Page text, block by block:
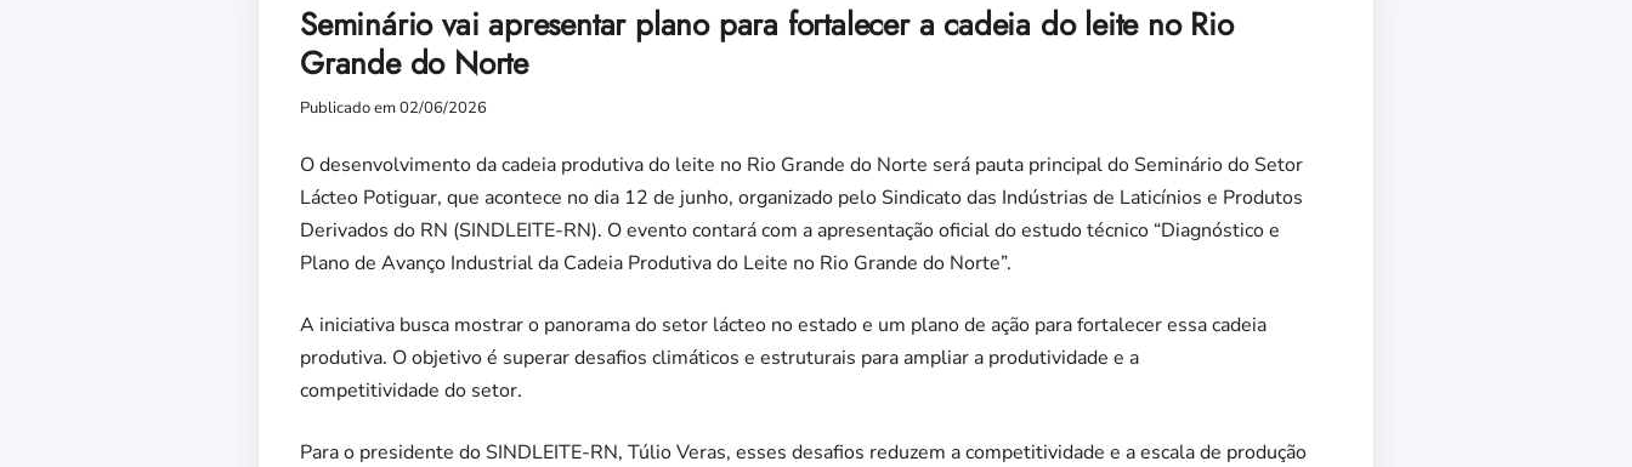
Seminário vai apresentar plano para fortalecer a cadeia do leite no Rio
Grande do Norte
Publicado em 02/06/2026
O desenvolvimento da cadeia produtiva do leite no Rio Grande do Norte será pauta principal do Seminário do Setor
Lácteo Potiguar, que acontece no dia 12 de junho, organizado pelo Sindicato das Indústrias de Laticínios e Produtos
Derivados do RN (SINDLEITE-RN). O evento contará com a apresentação oficial do estudo técnico “Diagnóstico e
Plano de Avanço Industrial da Cadeia Produtiva do Leite no Rio Grande do Norte”.
A iniciativa busca mostrar o panorama do setor lácteo no estado e um plano de ação para fortalecer essa cadeia
produtiva. O objetivo é superar desafios climáticos e estruturais para ampliar a produtividade e a
competitividade do setor.
Para o presidente do SINDLEITE-RN, Túlio Veras, esses desafios reduzem a competitividade e a escala de produção